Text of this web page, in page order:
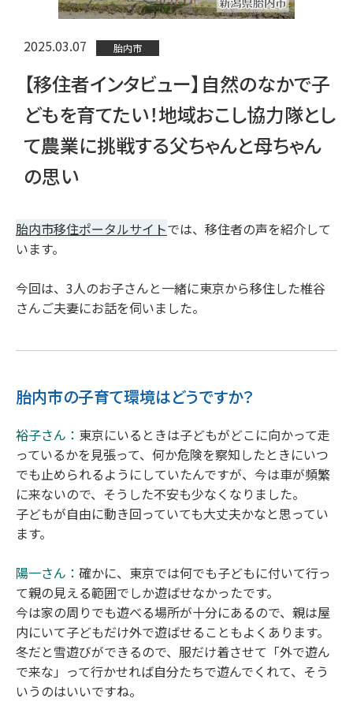
2025.03.07 胎内市
【移住者インタビュー】自然のなかで子
どもを育てたい！地域おこし協力隊とし
て農業に挑戦する父ちゃんと母ちゃん
の思い
胎内市移住ポータルサイトでは、移住者の声を紹介して
います。
今回は、3人のお子さんと一緒に東京から移住した椎谷
さんご夫妻にお話を伺いました。
胎内市の子育て環境はどうですか？
裕子さん： 東京にいるときは子どもがどこに向かって走
っているかを見張って、何か危険を察知したときにいつ
でも止められるようにしていたんですが、今は車が頻繁
に来ないので、そうした不安も少なくなりました。
子どもが自由に動き回っていても大丈夫かなと思ってい
ます。
陽一さん： 確かに、東京では何でも子どもに付いて行っ
て親の見える範囲でしか遊ばせなかったです。
今は家の周りでも遊べる場所が十分にあるので、親は屋
内にいて子どもだけ外で遊ばせることもよくあります。
冬だと雪遊びができるので、服だけ着させて「外で遊ん
で来な」って行かせれば自分たちで遊んでくれて、そう
いうのはいいですね。